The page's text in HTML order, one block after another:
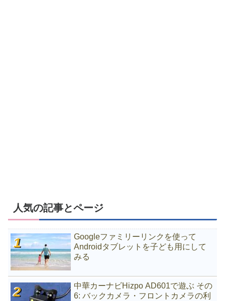
人気の記事とページ
Googleファミリーリンクを使って
Androidタブレットを子ども用にして
みる
中華カーナビHizpo AD601で遊ぶ その
6: バックカメラ・フロントカメラの利